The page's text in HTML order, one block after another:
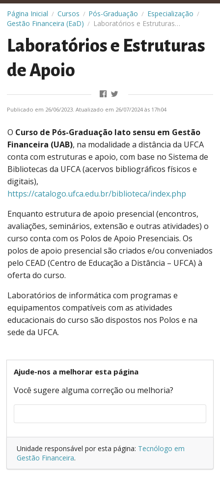
Página Inicial / Cursos / Pós-Graduação / Especialização /
Gestão Financeira (EaD) / Laboratórios e Estruturas de Apoio
Laboratórios e Estruturas
de Apoio
Publicado em 26/06/2023. Atualizado em 26/07/2024 às 17h04
O Curso de Pós-Graduação lato sensu em Gestão
Financeira (UAB), na modalidade a distância da UFCA
conta com estruturas e apoio, com base no Sistema de
Bibliotecas da UFCA (acervos bibliográficos físicos e
digitais),
https://catalogo.ufca.edu.br/biblioteca/index.php
Enquanto estrutura de apoio presencial (encontros,
avaliações, seminários, extensão e outras atividades) o
curso conta com os Polos de Apoio Presenciais. Os
polos de apoio presencial são criados e/ou conveniados
pelo CEAD (Centro de Educação a Distância – UFCA) à
oferta do curso.
Laboratórios de informática com programas e
equipamentos compatíveis com as atividades
educacionais do curso são dispostos nos Polos e na
sede da UFCA.
Ajude-nos a melhorar esta página
Você sugere alguma correção ou melhoria?
Unidade responsável por esta página: Tecnólogo em
Gestão Financeira.